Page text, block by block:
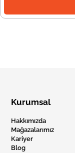
Kurumsal
Hakkımızda
Mağazalarımız
Kariyer
Blog